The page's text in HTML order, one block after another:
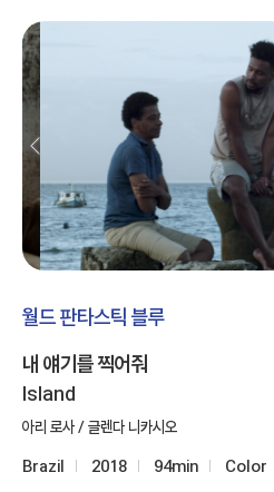
월드 판타스틱 블루
내 얘기를 찍어줘
Island
아리 로사 / 글렌다 니카시오
Brazil 2018 94min Color